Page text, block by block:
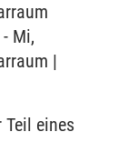
Mi,
|
eines